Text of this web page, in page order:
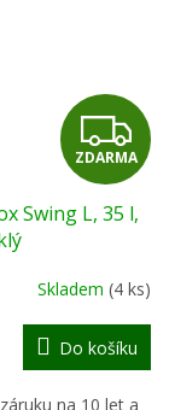
Z
D
A
R
M
A
ZDARMA
Swing L, 35 l,
Skladem (4 ks)
Do košíku
na 10 let a